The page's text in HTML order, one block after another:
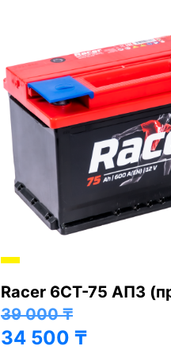
Racer 6СТ-75 АПЗ
39 000₸
34 500 ₸